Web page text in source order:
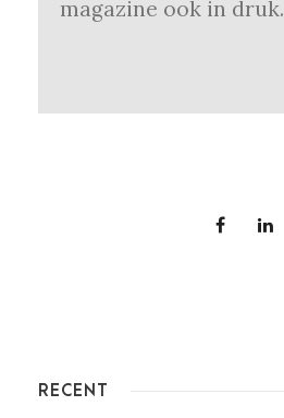
magazine ook in druk.
RECENT